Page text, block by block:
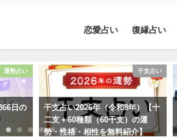
恋愛占い 復縁占い
運勢占い
日の
干支占い
干支占い2026年（令和8年）【十
二支＋60種類（60干支）の運
勢・性格・相性を無料紹介】